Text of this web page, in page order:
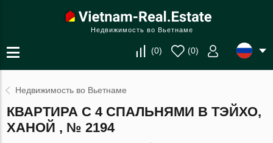
Недвижимость во Вьетнаме
(0) (0)
Недвижимость во Вьетнаме
КВАРТИРА С 4 СПАЛЬНЯМИ В ТЭЙХО,
ХАНОЙ , № 2194